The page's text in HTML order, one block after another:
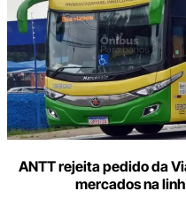
ANTT rejeita pedido da
mercados na